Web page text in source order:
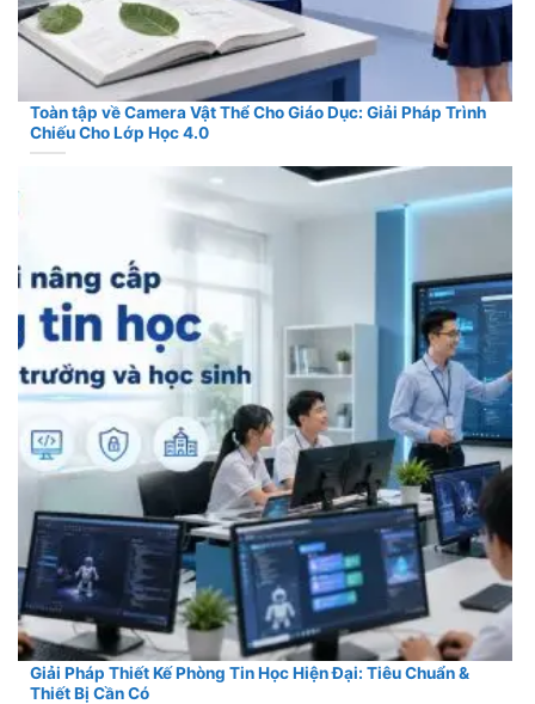
Toàn tập về Camera Vật Thể Cho Giáo Dục: Giải Pháp Trình
Chiếu Cho Lớp Học 4.0
Giải Pháp Thiết Kế Phòng Tin Học Hiện Đại: Tiêu Chuẩn &
Thiết Bị Cần Có